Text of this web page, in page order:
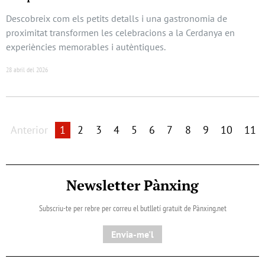
Descobreix com els petits detalls i una gastronomia de
proximitat transformen les celebracions a la Cerdanya en
experiències memorables i autèntiques.
28 abril del 2026
Anterior 1 2 3 4 5 6 7 8 9 10 11
Newsletter Pànxing
Subscriu-te per rebre per correu el butlletí gratuït de Pànxing.net​
Envia-me'l